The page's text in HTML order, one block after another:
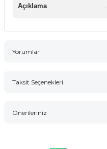
Açıklama .
Yorumlar
Taksit Seçenekleri
Önerileriniz